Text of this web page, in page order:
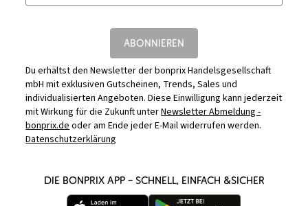
ABONNIEREN
Du erhältst den Newsletter der bonprix Handelsgesellschaft
mbH mit exklusiven Gutscheinen, Trends, Sales und
individualisierten Angeboten. Diese Einwilligung kann jederzeit
mit Wirkung für die Zukunft unterNewsletter Abmeldung -
bonprix.deoder am Ende jeder E-Mail widerrufen werden.
Datenschutzerklärung
DIE BONPRIX APP – SCHNELL, EINFACH &SICHER